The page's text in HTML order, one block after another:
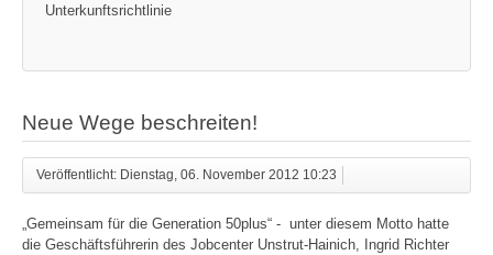
Unterkunftsrichtlinie
Neue Wege beschreiten!
Veröffentlicht: Dienstag, 06. November 2012 10:23
„Gemeinsam für die Generation 50plus“ - unter diesem Motto hatte
die Geschäftsführerin des Jobcenter Unstrut-Hainich, Ingrid Richter